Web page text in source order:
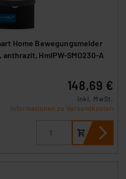
Home Bewegungsmelder
HmIPW-SMO230-A
148,69 €
inkl. MwSt.
Informationen zu Versandkosten